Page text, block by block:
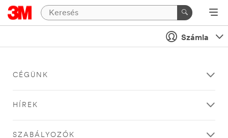
Számla
CÉGÜNK
HÍREK
SZABÁLYOZÓK